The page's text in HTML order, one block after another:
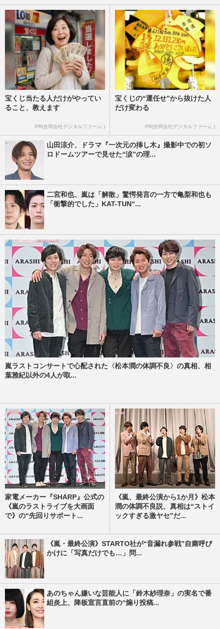
宝くじ当たる人だけがやってい
ること、教えます
PR(合同会社デジタルファーム )
宝くじの“運任せ”から抜けた人
だけ変わる
PR(合同会社デジタルファーム )
山田涼介、ドラマ『一次元の挿し木』撮影中での初ソ
ロドームツアーで見せた“涙”の理...
二宮和也、嵐は「解散」驚愕発言の一方で亀梨和也も
「衝撃的でした」KAT-TUN“...
嵐ラストコンサートで心配された〈松本潤の体調不良〉の真相、相
葉雅紀以外の4人が取...
家電メーカー『SHARP』公式の
《嵐のラストライブを大画面
で》の“先回りサポート...
《嵐、最終公演から1か月》松本
潤の体調不良説、真相は“ストイ
ックすぎる激ヤセ”だ...
《嵐・最終公演》STARTO社が“音漏れ参戦”自粛呼び
かけに「写真だけでも…」問...
あのちゃん嫌いな芸能人に「鈴木紗理奈」の実名で番
組炎上、降板宣言直前の“煽り投稿...